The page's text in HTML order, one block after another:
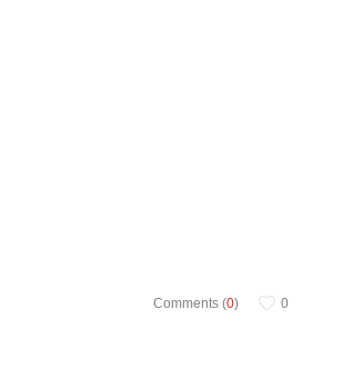
Comments (0) 0